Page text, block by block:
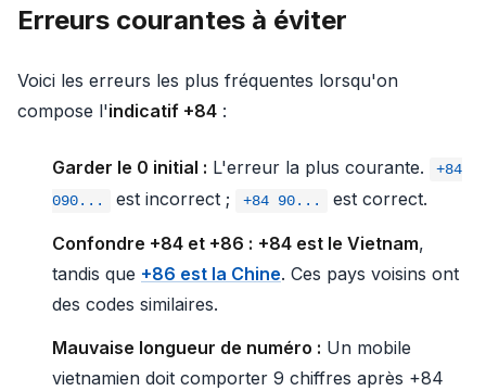
Erreurs courantes à éviter
Voici les erreurs les plus fréquentes lorsqu'on
compose l'indicatif +84 :
Garder le 0 initial : L'erreur la plus courante.
+84
090...
est incorrect ; +84 90... est correct.
Confondre +84 et +86 : +84 est le Vietnam,
tandis que +86 est la Chine. Ces pays voisins ont
des codes similaires.
Mauvaise longueur de numéro : Un mobile
vietnamien doit comporter 9 chiffres après +84